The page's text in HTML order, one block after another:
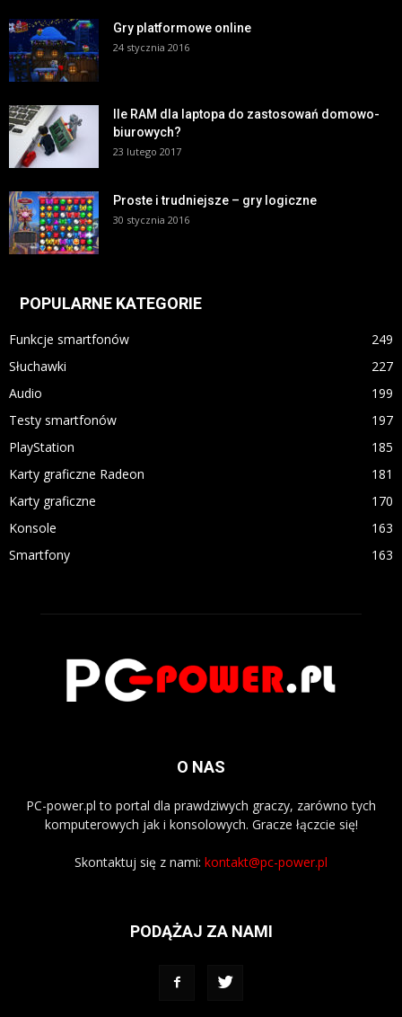
Gry platformowe online
24 stycznia 2016
Ile RAM dla laptopa do zastosowań domowo-
biurowych?
23 lutego 2017
Proste i trudniejsze – gry logiczne
30 stycznia 2016
POPULARNE KATEGORIE
Funkcje smartfonów
249
Słuchawki
227
Audio
199
Testy smartfonów
197
PlayStation
185
Karty graficzne Radeon
181
Karty graficzne
170
Konsole
163
Smartfony
163
O NAS
PC-power.pl to portal dla prawdziwych graczy, zarówno tych
komputerowych jak i konsolowych. Gracze łączcie się!
Skontaktuj się z nami: kontakt@pc-power.pl
PODĄŻAJ ZA NAMI